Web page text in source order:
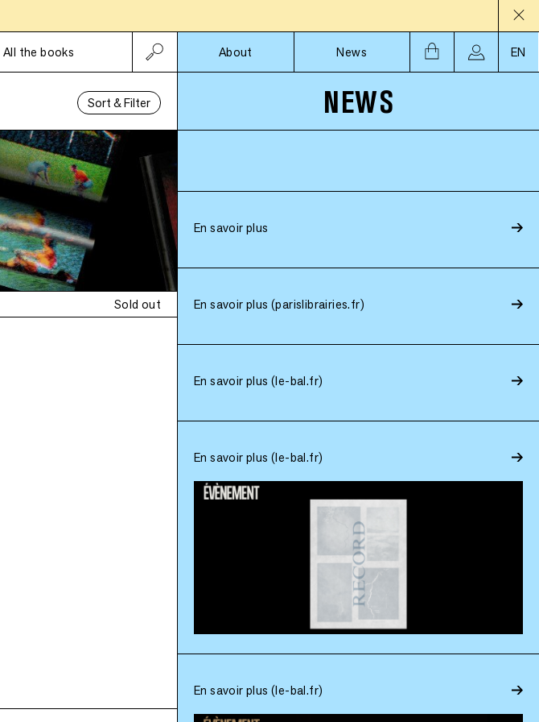
All the books
Subscriptions
About
News EN
Sort & Filter
Sold out
NEWS
En savoir plus
En savoir plus (parislibrairies.fr)
En savoir plus (le-bal.fr)
En savoir plus (le-bal.fr)
En savoir plus (le-bal.fr)